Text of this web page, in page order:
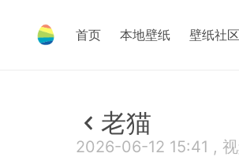
首页 本地壁纸 壁纸社区
老猫
2026-06-12 15:41 ,